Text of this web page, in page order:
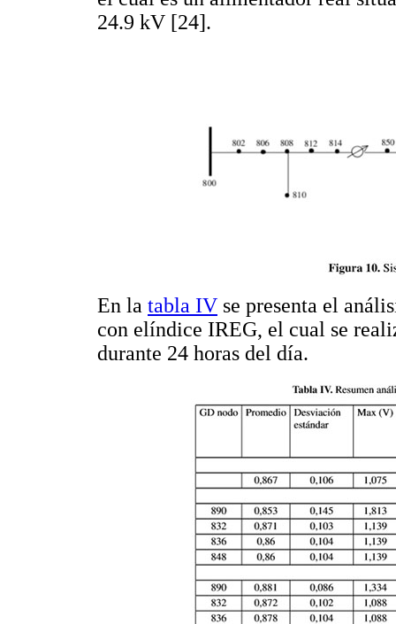
24.9 kV [24].
En la tabla IV se presenta el
con elíndice IREG, el cual se
durante 24 horas del día.